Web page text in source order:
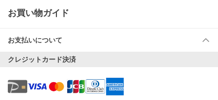
お買い物ガイド
お支払いについて
クレジットカード決済